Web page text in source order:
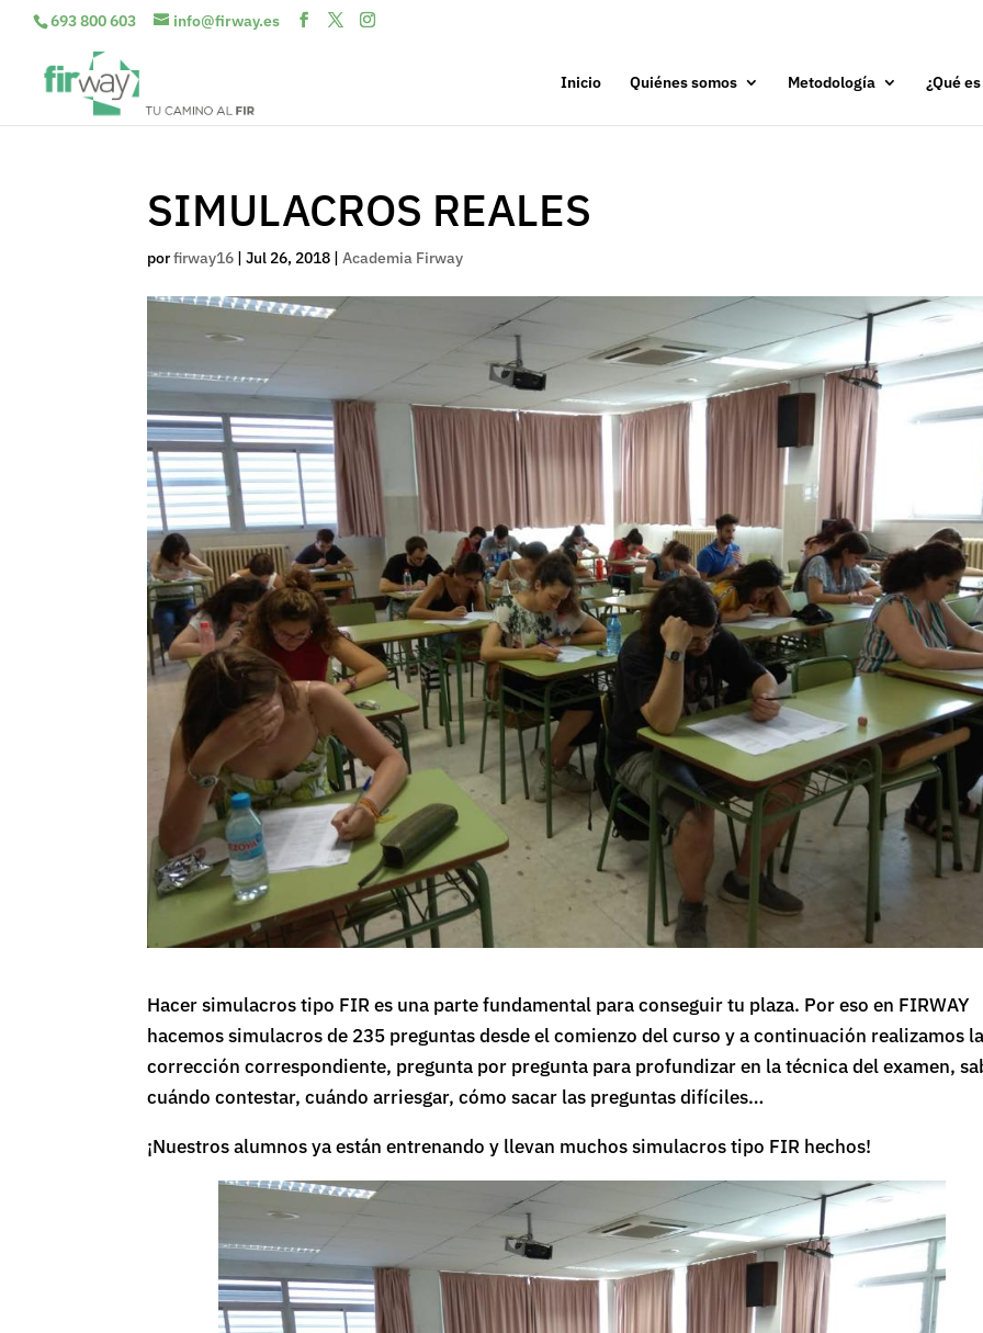
693 800 603 info@firway.es
Inicio Quiénes somos Metodología ¿Qué
SIMULACROS REALES
porfirway16 |Jul 26, 2018 |Academia Firway
Hacer simulacros tipo FIR es una parte fundamental para conseguir tu plaza. Por eso en FIRWAY
hacemos simulacros de 235 preguntas desde el comienzo del curso y a continuación realizamos la
corrección correspondiente, pregunta por pregunta para profundizar en la técnica del examen,
cuándo contestar, cuándo arriesgar, cómo sacar las preguntas difíciles…
¡Nuestros alumnos ya están entrenando y llevan muchos simulacros tipo FIR hechos!